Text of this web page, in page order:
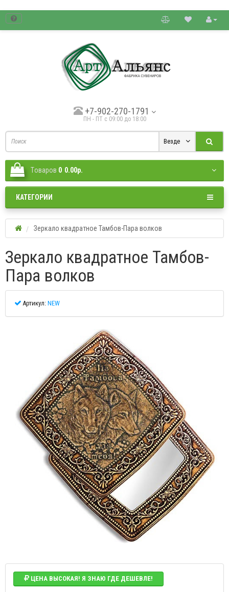
+7-902-270-1791
ПН - ПТ с 09:00 до 18:00
Везде
Tоваров 0 0.00р.
КАТЕГОРИИ
Зеркало квадратное Тамбов-Пара волков
Зеркало квадратное Тамбов-
Пара волков
Артикул: NEW
ЦЕНА ВЫСОКАЯ! Я ЗНАЮ ГДЕ ДЕШЕВЛЕ!